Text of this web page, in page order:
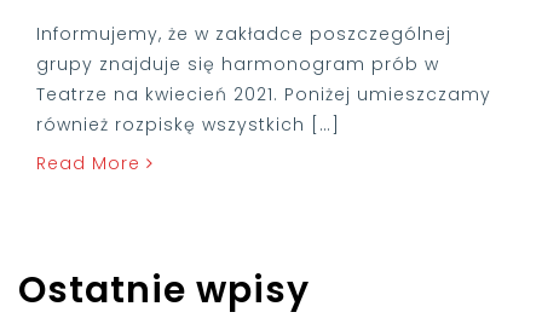
Informujemy, że w zakładce poszczególnej
grupy znajduje się harmonogram prób w
Teatrze na kwiecień 2021. Poniżej umieszczamy
również rozpiskę wszystkich […]
Read More
Ostatnie wpisy